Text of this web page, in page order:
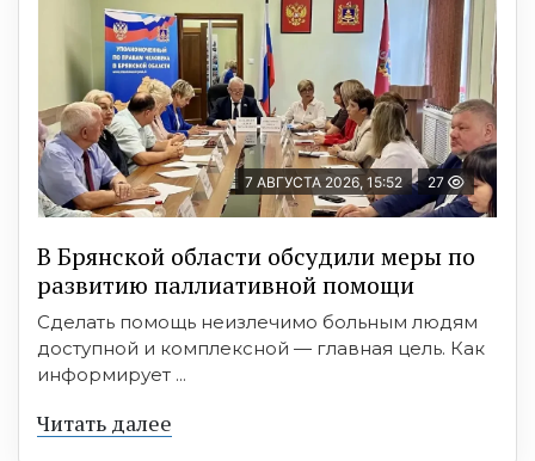
7 АВГУСТА 2026, 15:52 27
В Брянской области обсудили меры по
развитию паллиативной помощи
Сделать помощь неизлечимо больным людям
доступной и комплексной — главная цель. Как
информирует ...
Читать далее